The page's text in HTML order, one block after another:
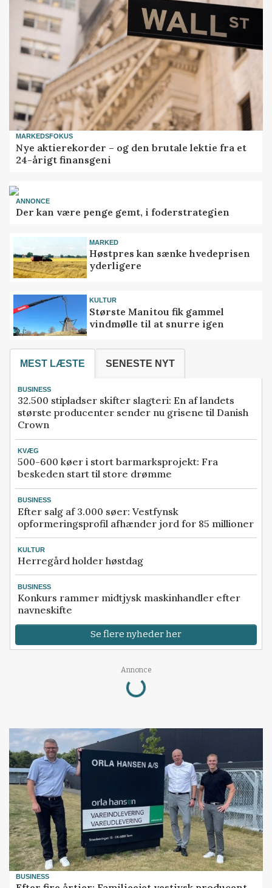
MARKEDSFOKUS
Nye aktierekorder – og den brutale lektie fra et
24-årigt finansgeni
ANNONCE
Der kan være penge gemt, i foderstrategien
MARKED
Høstpres kan sænke hvedeprisen
yderligere
KULTUR
Største Manitou fik gammel
vindmølle til at snurre igen
MEST LÆSTE SENESTE NYT
BUSINESS
32.500 stipladser skifter slagteri: En af landets
største producenter sender nu grisene til Danish
Crown
KVÆG
500-600 køer i stort barmarksprojekt: Fra
beskeden start til store drømme
BUSINESS
Efter salg af 3.000 søer: Vestfynsk
opformeringsprofil afhænder jord for 85 millioner
KULTUR
Herregård holder høstdag
BUSINESS
Konkurs rammer midtjysk maskinhandler efter
navneskifte
Se flere nyheder her
Annonce
Loading...
BUSINESS